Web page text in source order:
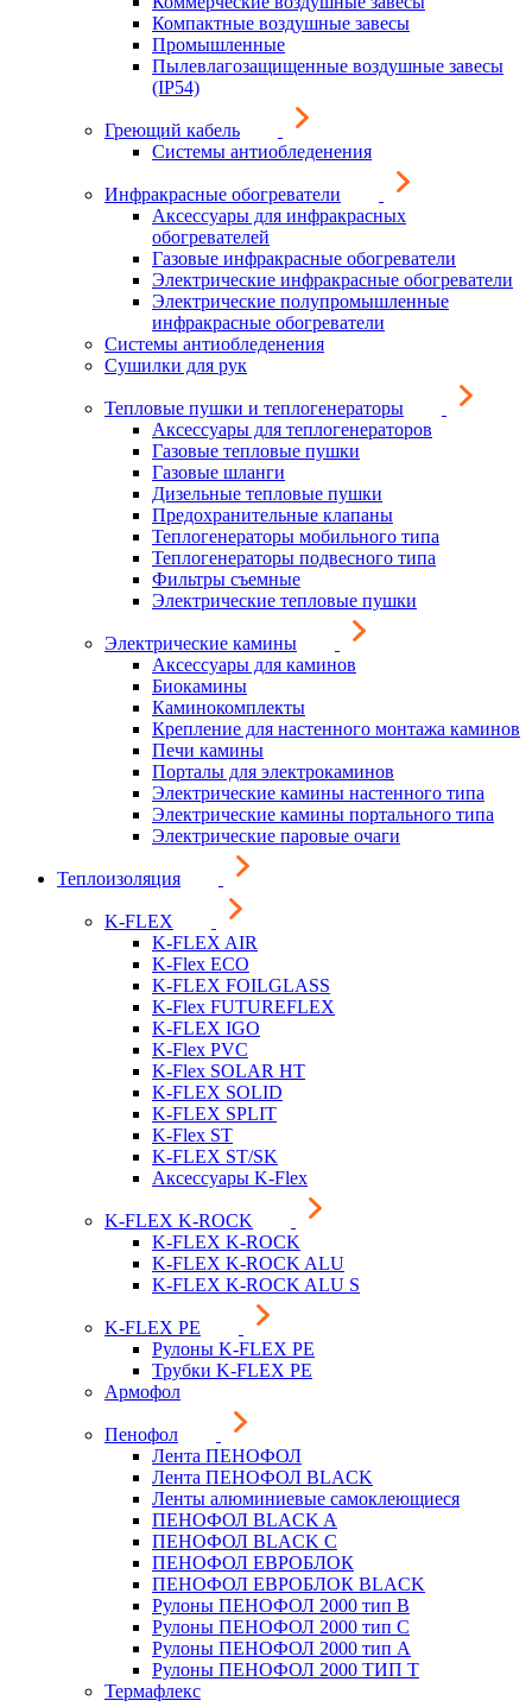
Компактные воздушные завесы
Промышленные
Пылевлагозащищенные воздушные завесы
(IP54)
Греющий кабель
Системы антиобледенения
Инфракрасные обогреватели
Аксессуары для инфракрасных
обогревателей
Газовые инфракрасные обогреватели
Электрические инфракрасные обогреватели
Электрические полупромышленные
инфракрасные обогреватели
Системы антиобледенения
Сушилки для рук
Тепловые пушки и теплогенераторы
Аксессуары для теплогенераторов
Газовые тепловые пушки
Газовые шланги
Дизельные тепловые пушки
Предохранительные клапаны
Теплогенераторы мобильного типа
Теплогенераторы подвесного типа
Фильтры съемные
Электрические тепловые пушки
Электрические камины
Аксессуары для каминов
Биокамины
Каминокомплекты
Крепление для настенного монтажа каминов
Печи камины
Порталы для электрокаминов
Электрические камины настенного типа
Электрические камины портального типа
Электрические паровые очаги
Теплоизоляция
K-FLEX
K-FLEX AIR
K-Flex ECO
K-FLEX FOILGLASS
K-Flex FUTUREFLEX
K-FLEX IGO
K-Flex PVC
K-Flex SOLAR HT
K-FLEX SOLID
K-FLEX SPLIT
K-Flex ST
K-FLEX ST/SK
Аксессуары K-Flex
K-FLEX K-ROCK
K-FLEX K-ROCK
K-FLEX K-ROCK ALU
K-FLEX K-ROCK ALU S
K-FLEX PE
Рулоны K-FLEX PE
Трубки K-FLEX PE
Армофол
Пенофол
Лента ПЕНОФОЛ
Лента ПЕНОФОЛ BLACK
Ленты алюминиевые самоклеющиеся
ПЕНОФОЛ BLACK A
ПЕНОФОЛ BLACK С
ПЕНОФОЛ ЕВРОБЛОК
ПЕНОФОЛ ЕВРОБЛОК BLACK
Рулоны ПЕНОФОЛ 2000 тип B
Рулоны ПЕНОФОЛ 2000 тип C
Рулоны ПЕНОФОЛ 2000 тип А
Рулоны ПЕНОФОЛ 2000 ТИП Т
Термафлекс